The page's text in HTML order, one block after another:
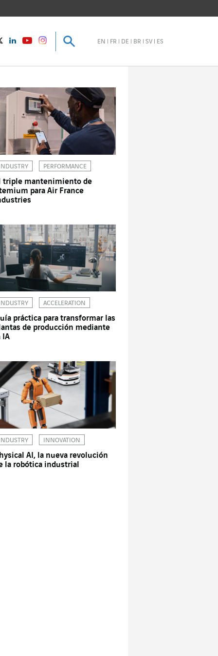
TwitterLinkedInYoutubeinstagram Buscar
EN FR DE BR SV ES
Buscar
PERFORMANCE
triple mantenimiento de
para Air France
ACCELERATION
práctica para transformar las
de producción mediante
IA
INNOVATION
AI, la nueva revolución
la robótica industrial